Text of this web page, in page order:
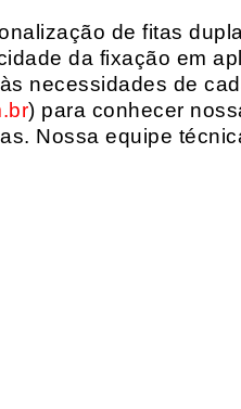
de fitas
da fixação em
necessidades de
) para conhecer
Nossa equipe